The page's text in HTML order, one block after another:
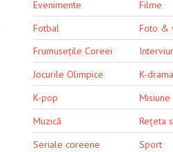
Evenimente
Filme
Fotbal
Foto &
Frumusețile Coreei
Jocurile Olimpice
K-drama
K-pop
Misiune
Muzică
Rețeta
Seriale coreene
Sport